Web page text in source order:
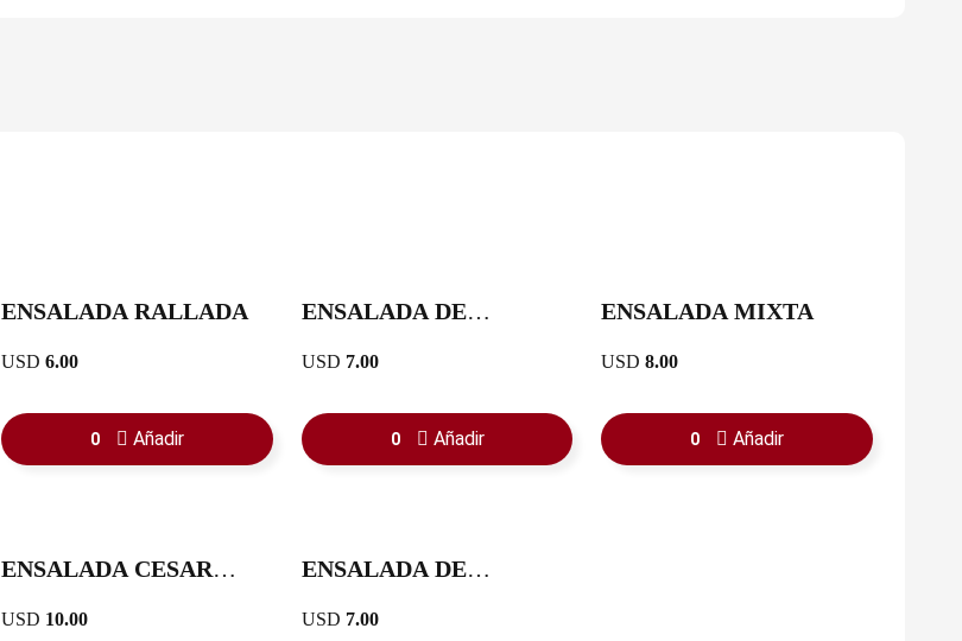
ENSALADA RALLADA
USD6.00
0 Añadir
ENSALADA DE
USD 7.00
0 Añadir
ENSALADA MIXTA
USD8.00
0 Añadir
ENSALADA CESAR
USD 10.00
ENSALADA DE
USD 7.00